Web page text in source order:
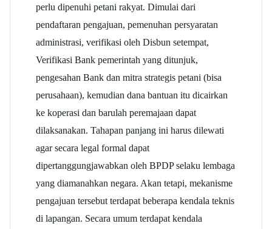
perlu dipenuhi petani rakyat. Dimulai dari
pendaftaran pengajuan, pemenuhan persyaratan
administrasi, verifikasi oleh Disbun setempat,
Verifikasi Bank pemerintah yang ditunjuk,
pengesahan Bank dan mitra strategis petani (bisa
perusahaan), kemudian dana bantuan itu dicairkan
ke koperasi dan barulah peremajaan dapat
dilaksanakan. Tahapan panjang ini harus dilewati
agar secara legal formal dapat
dipertanggungjawabkan oleh BPDP selaku lembaga
yang diamanahkan negara. Akan tetapi, mekanisme
pengajuan tersebut terdapat beberapa kendala teknis
di lapangan. Secara umum terdapat kendala